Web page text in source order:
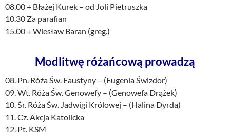
08.00 + Błażej Kurek – od Joli Pietruszka
10.30 Za parafian
15.00 + Wiesław Baran (greg.)
Modlitwę różańcową prowadzą
08. Pn. Róża Św. Faustyny – (Eugenia Świzdor)
09. Wt. Róża Św. Genowefy – (Genowefa Drążek)
10. Śr. Róża Św. Jadwigi Królowej – (Halina Dyrda)
11. Cz. Akcja Katolicka
12. Pt. KSM